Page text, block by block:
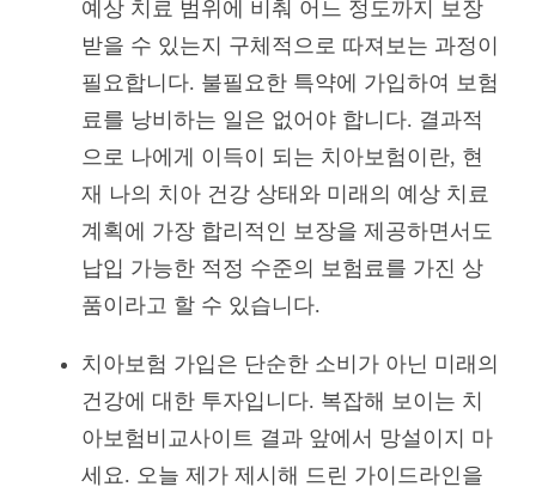
예상 치료 범위에 비춰 어느 정도까지 보장
받을 수 있는지 구체적으로 따져보는 과정이
필요합니다. 불필요한 특약에 가입하여 보험
료를 낭비하는 일은 없어야 합니다. 결과적
으로 나에게 이득이 되는 치아보험이란, 현
재 나의 치아 건강 상태와 미래의 예상 치료
계획에 가장 합리적인 보장을 제공하면서도
납입 가능한 적정 수준의 보험료를 가진 상
품이라고 할 수 있습니다.
치아보험 가입은 단순한 소비가 아닌 미래의
건강에 대한 투자입니다. 복잡해 보이는 치
아보험비교사이트 결과 앞에서 망설이지 마
세요. 오늘 제가 제시해 드린 가이드라인을